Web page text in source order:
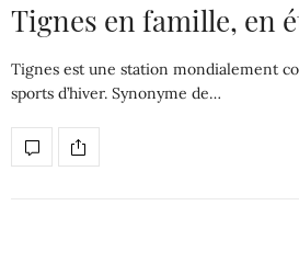
Tignes en famille, en
Tignes est une station mondialement
sports d’hiver. Synonyme de…